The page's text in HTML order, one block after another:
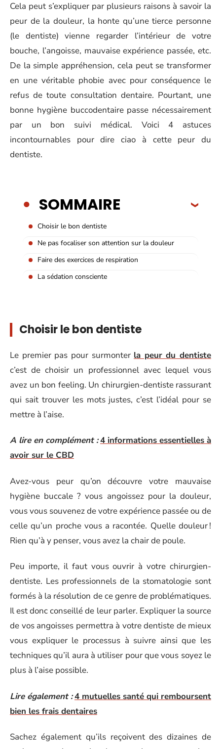
Cela peut s’expliquer par plusieurs raisons à savoir la
peur de la douleur, la honte qu’une tierce personne
(le dentiste) vienne regarder l’intérieur de votre
bouche, l’angoisse, mauvaise expérience passée, etc.
De la simple appréhension, cela peut se transformer
en une véritable phobie avec pour conséquence le
refus de toute consultation dentaire. Pourtant, une
bonne hygiène buccodentaire passe nécessairement
par un bon suivi médical. Voici 4 astuces
incontournables pour dire ciao à cette peur du
dentiste.
SOMMAIRE
Choisir le bon dentiste
Ne pas focaliser son attention sur la douleur
Faire des exercices de respiration
La sédation consciente
Choisir le bon dentiste
Le premier pas pour surmonter la peur du dentiste
c’est de choisir un professionnel avec lequel vous
avez un bon feeling. Un chirurgien-dentiste rassurant
qui sait trouver les mots justes, c’est l’idéal pour se
mettre à l’aise.
A lire en complément :4 informations essentielles à
avoir sur le CBD
Avez-vous peur qu’on découvre votre mauvaise
hygiène buccale ? vous angoissez pour la douleur,
vous vous souvenez de votre expérience passée ou de
celle qu’un proche vous a racontée. Quelle douleur !
Rien qu’à y penser, vous avez la chair de poule.
Peu importe, il faut vous ouvrir à votre chirurgien-
dentiste. Les professionnels de la stomatologie sont
formés à la résolution de ce genre de problématiques.
Il est donc conseillé de leur parler. Expliquer la source
de vos angoisses permettra à votre dentiste de mieux
vous expliquer le processus à suivre ainsi que les
techniques qu’il aura à utiliser pour que vous soyez le
plus à l’aise possible.
Lire également :4 mutuelles santé qui remboursent
bien les frais dentaires
Sachez également qu’ils reçoivent des dizaines de